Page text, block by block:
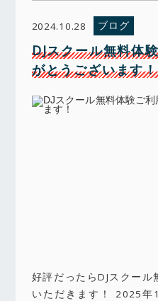
2024.10.28 ブログ
DJスクール無料体
がとうございます！
好評だったらDJスクー
いただきます！ 2025年